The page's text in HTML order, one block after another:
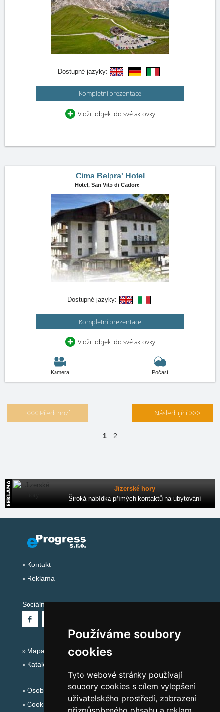
Používáme soubory
cookies
Tyto webové stránky používají
soubory cookies s cílem vylepšení
uživatelského prostředí, zobrazení
přizpůsobeného obsahu a reklam,
Dostupné jazyky:
Kompletní prezentace
Vložit objekt do své aktovky
Cima Belpra' Hotel
Hotel, San Vito di Cadore
Dostupné jazyky:
Kompletní prezentace
Vložit objekt do své aktovky
Kamera Počasí
<<< Předchozí Následující >>>
1 2
Jizerské hory
Široká nabídka přímých kontaktů na ubytování
Kontakt
Reklama
Sociální sítě:
Mapa serveru Alpy Itálie - Dolomity
Katalog ubytování
Osobní údaje
Cookies